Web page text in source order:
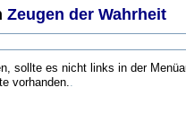
Zeugen der Wahrheit
sollte es nicht links in der
vorhanden..